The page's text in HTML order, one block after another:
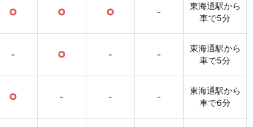
○ ○ ○ -
東海通駅から
車で5分
- ○ - -
東海通駅から
車で5分
○ - - -
東海通駅から
車で6分